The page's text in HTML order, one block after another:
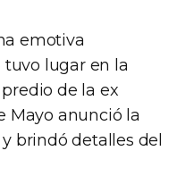
emotiva
lugar en la
de la ex
Mayo anunció la
brindó detalles del